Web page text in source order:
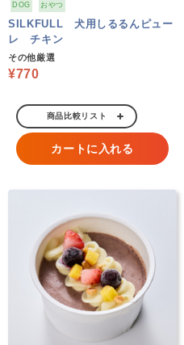
DOG おやつ
SILKFULL 犬用しるるんピュー
レ チキン
その他厳選
¥770
商品比較リスト
カートに入れる